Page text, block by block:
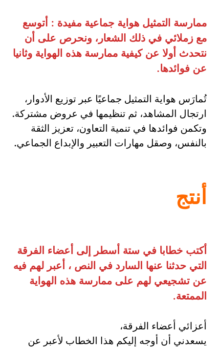
ممارسة التمثيل هواية جماعية مفيدة : أتوسع
مع زملائي في ذلك الشعار، ونحرص على أن
نتحدث أولا عن كيفية ممارسة هذه الهواية وثانيا
عن فوائدها.
تُمارَس هواية التمثيل جماعيًا عبر توزيع الأدوار،
ارتجال المشاهد، ثم تنظيمها في عروض مشتركة.
وتكمن فوائدها في تنمية التعاون، تعزيز الثقة
بالنفس، وصقل مهارات التعبير والإبداع الجماعي.
أنتج
أكتب خطابا في ستة أسطر إلى أعضاء الفرقة
التي حدثنا عنها السارد في النص ، أعبر لهم فيه
عن تشجيعي لهم على ممارسة هذه الهواية
الممتعة.
أعزائي أعضاء الفرقة،
يسعدني أن أوجه إليكم هذا الخطاب لأعبر عن